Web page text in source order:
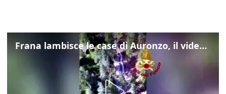
Frana lambisce le case di Auronzo, il video dall'elicottero dei vigili del fuoco